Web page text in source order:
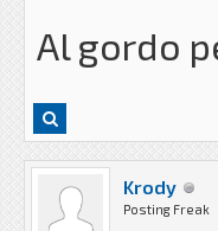
Al gordo
Krody
Posting Freak